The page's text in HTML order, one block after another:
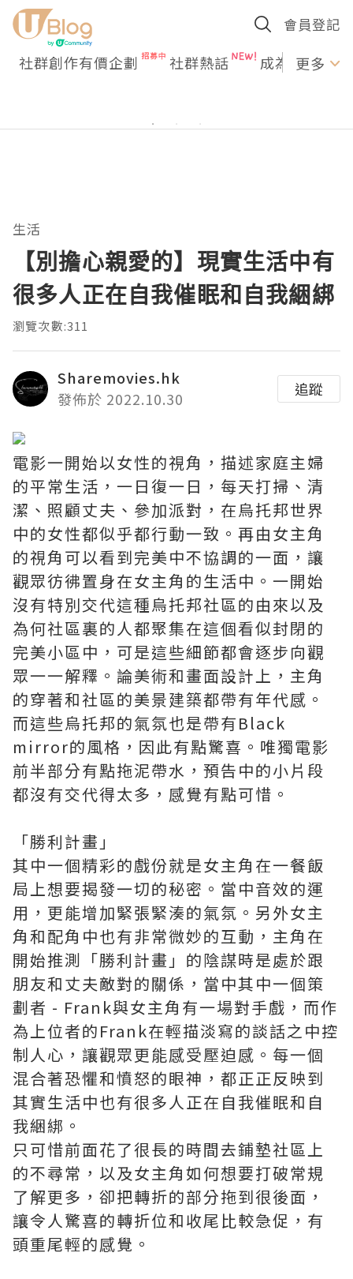
會員登記
社群創作有價企劃 社群熱話 成為U更多
生活
【別擔心親愛的】現實生活中有
很多人正在自我催眠和自我綑綁
瀏覽次數:311
Sharemovies.hk
發佈於 2022.10.30
追蹤
電影一開始以女性的視角，描述家庭主婦
的平常生活，一日復一日，每天打掃、清
潔、照顧丈夫、參加派對，在烏托邦世界
中的女性都似乎都行動一致。再由女主角
的視角可以看到完美中不協調的一面，讓
觀眾彷彿置身在女主角的生活中。一開始
沒有特別交代這種烏托邦社區的由來以及
為何社區裏的人都聚集在這個看似封閉的
完美小區中，可是這些細節都會逐步向觀
眾一一解釋。論美術和畫面設計上，主角
的穿著和社區的美景建築都帶有年代感。
而這些烏托邦的氣氛也是帶有Black
mirror的風格，因此有點驚喜。唯獨電影
前半部分有點拖泥帶水，預告中的小片段
都沒有交代得太多，感覺有點可惜。
「勝利計畫」
其中一個精彩的戲份就是女主角在一餐飯
局上想要揭發一切的秘密。當中音效的運
用，更能增加緊張緊湊的氣氛。另外女主
角和配角中也有非常微妙的互動，主角在
開始推測「勝利計畫」的陰謀時是處於跟
朋友和丈夫敵對的關係，當中其中一個策
劃者 - Frank與女主角有一場對手戲，而作
為上位者的Frank在輕描淡寫的談話之中控
制人心，讓觀眾更能感受壓迫感。每一個
混合著恐懼和憤怒的眼神，都正正反映到
其實生活中也有很多人正在自我催眠和自
我綑綁。
只可惜前面花了很長的時間去鋪墊社區上
的不尋常，以及女主角如何想要打破常規
了解更多，卻把轉折的部分拖到很後面，
讓令人驚喜的轉折位和收尾比較急促，有
頭重尾輕的感覺。